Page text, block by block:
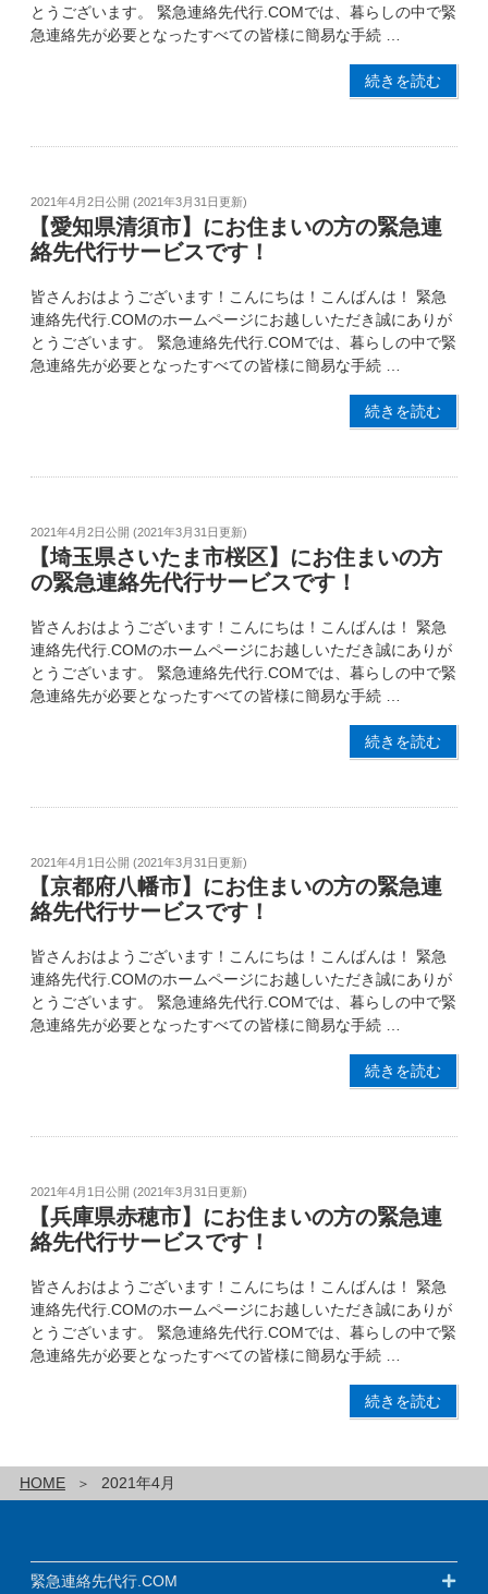
とうございます。 緊急連絡先代行.COMでは、暮らしの中で緊
急連絡先が必要となったすべての皆様に簡易な手続 …
続きを読む
2021年4月2日公開 (2021年3月31日 更新)
【愛知県清須市】にお住まいの方の緊急連
絡先代行サービスです！
皆さんおはようございます！こんにちは！こんばんは！ 緊急
連絡先代行.COMのホームページにお越しいただき誠にありが
とうございます。 緊急連絡先代行.COMでは、暮らしの中で緊
急連絡先が必要となったすべての皆様に簡易な手続 …
続きを読む
2021年4月2日公開 (2021年3月31日更新)
【埼玉県さいたま市桜区】にお住まいの方
の緊急連絡先代行サービスです！
皆さんおはようございます！こんにちは！こんばんは！ 緊急
連絡先代行.COMのホームページにお越しいただき誠にありが
とうございます。 緊急連絡先代行.COMでは、暮らしの中で緊
急連絡先が必要となったすべての皆様に簡易な手続 …
続きを読む
2021年4月1日公開 (2021年3月31日更新)
【京都府八幡市】にお住まいの方の緊急連
絡先代行サービスです！
皆さんおはようございます！こんにちは！こんばんは！ 緊急
連絡先代行.COMのホームページにお越しいただき誠にありが
とうございます。 緊急連絡先代行.COMでは、暮らしの中で緊
急連絡先が必要となったすべての皆様に簡易な手続 …
続きを読む
2021年4月1日公開 (2021年3月31日更新)
【兵庫県赤穂市】にお住まいの方の緊急連
絡先代行サービスです！
皆さんおはようございます！こんにちは！こんばんは！ 緊急
連絡先代行.COMのホームページにお越しいただき誠にありが
とうございます。 緊急連絡先代行.COMでは、暮らしの中で緊
急連絡先が必要となったすべての皆様に簡易な手続 …
続きを読む
HOME 2021年4月
緊急連絡先代行.COM